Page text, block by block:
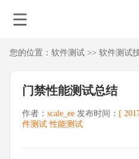
您的位置： 软件测试 >> 软件测试
门禁性能测试总结
作者： scale_ee 发布时间： [
件测试 性能测试